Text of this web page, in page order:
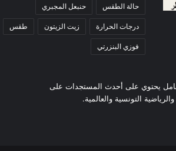
حالة الطقس حنبعل المجبري
درجات الحرارة زيت الزيتون طقس
فوزي البنزرتي
يحتوي على أحدث المستجدات على
التونسية والعالمية.